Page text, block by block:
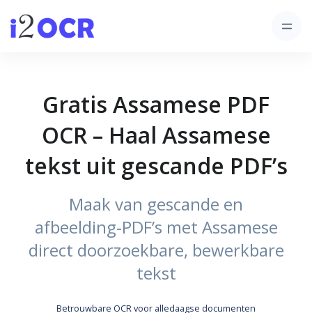
Gratis Assamese PDF
OCR – Haal Assamese
tekst uit gescande PDF’s
Maak van gescande en
afbeelding‑PDF’s met Assamese
direct doorzoekbare, bewerkbare
tekst
Betrouwbare OCR voor alledaagse documenten